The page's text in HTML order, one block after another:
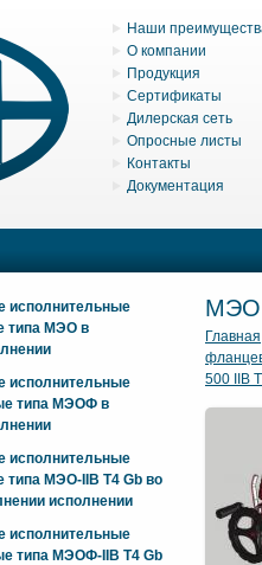
Наши
О компании
Продукция
Сертификаты
Дилерская сеть
Опросные листы
Контакты
Документация
исполнительные
типа МЭО в
исполнительные
типа МЭОФ в
исполнительные
МЭО-IIB T4 Gb во
исполнении
исполнительные
типа МЭОФ-IIB T4 Gb
Главная
500 IIB